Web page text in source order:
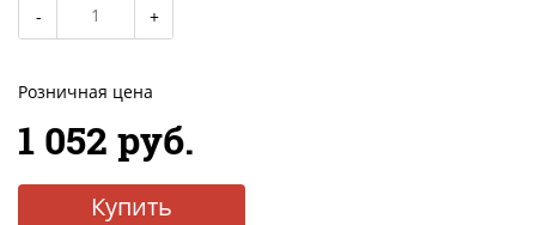
Розничная цена
1 052 руб.
Купить